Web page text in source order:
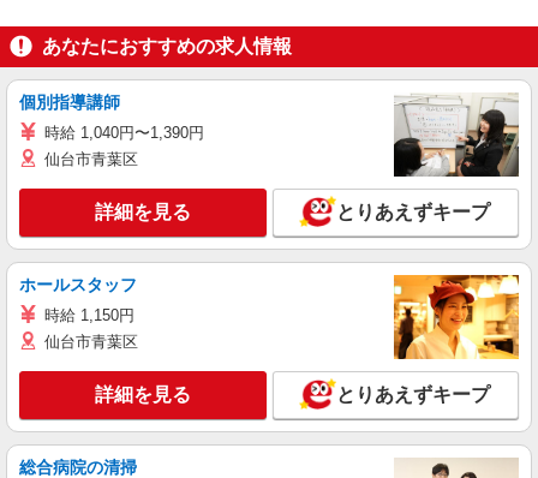
あなたにおすすめの求人情報
個別指導講師
時給 1,040円〜1,390円
仙台市青葉区
詳細を見る とりあえずキープ
ホールスタッフ
時給 1,150円
仙台市青葉区
詳細を見る とりあえずキープ
総合病院の清掃